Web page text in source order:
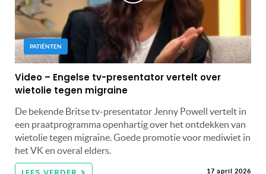
PATIËNTEN
Video – Engelse tv-presentator vertelt over
wietolie tegen migraine
De bekende Britse tv-presentator Jenny Powell vertelt in
een praatprogramma openhartig over het ontdekken van
wietolie tegen migraine. Goede promotie voor mediwiet in
het VK en overal elders.
17 april 2026